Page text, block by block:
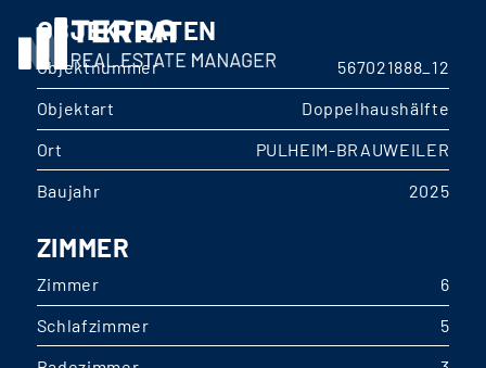
OBJEKTDATEN
Objektnummer
567021888_12
Objektart
Doppelhaushälfte
Ort
PULHEIM-BRAUWEILER
Baujahr
2025
ZIMMER
Zimmer
6
Schlafzimmer
5